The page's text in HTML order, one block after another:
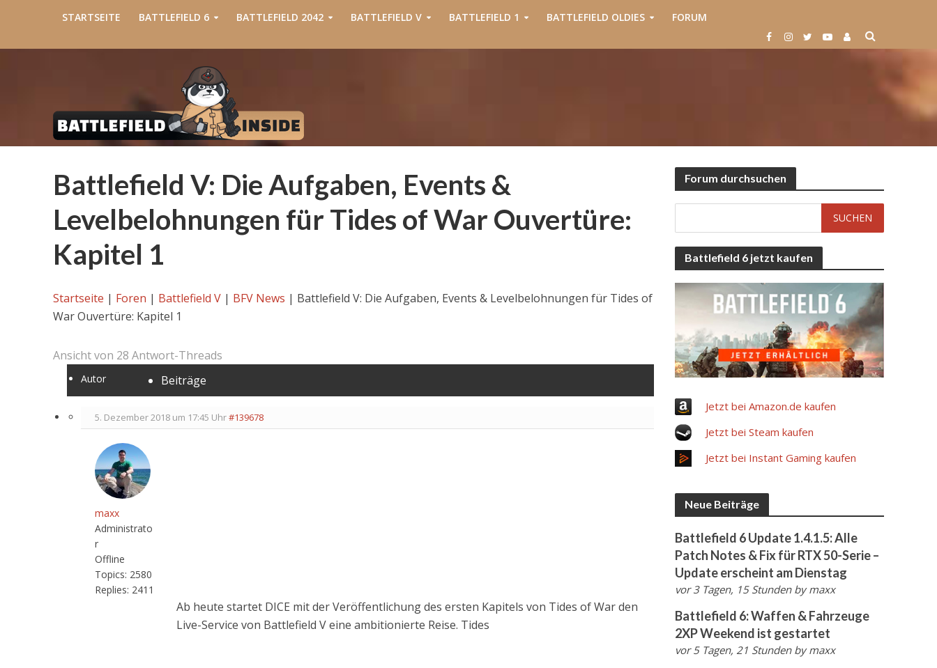
STARTSEITE BATTLEFIELD 6 BATTLEFIELD 2042 BATTLEFIELD V BATTLEFIELD 1 BATTLEFIELD OLDIES FORUM
Battlefield V: Die Aufgaben, Events &
Levelbelohnungen für Tides of War Ouvertüre:
Kapitel 1
Startseite | Foren | Battlefield V | BFV News | Battlefield V: Die Aufgaben, Events & Levelbelohnungen für Tides of
War Ouvertüre: Kapitel 1
Ansicht von 28 Antwort-Threads
Autor Beiträge
5. Dezember 2018 um 17:45 Uhr#139678
maxx
Administrato
r
Offline
Topics: 2580
Replies: 2411
Ab heute startet DICE mit der Veröffentlichung des ersten Kapitels von Tides of War den
Live-Service von Battlefield V eine ambitionierte Reise. Tides
Forum durchsuchen
Battlefield 6 jetzt kaufen
Jetzt bei Amazon.de kaufen
Jetzt bei Steam kaufen
Jetzt bei Instant Gaming kaufen
Neue Beiträge
Battlefield 6 Update 1.4.1.5: Alle
Patch Notes & Fix für RTX 50-Serie –
Update erscheint am Dienstag
vor 3 Tagen, 15 Stunden bymaxx
Battlefield 6: Waffen & Fahrzeuge
2XP Weekend ist gestartet
vor 5 Tagen, 21 Stunden bymaxx